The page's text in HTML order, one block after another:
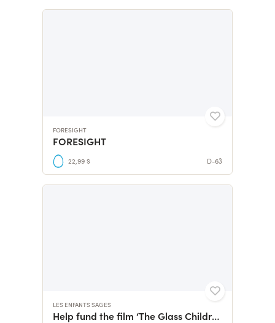
FORESIGHT
FORESIGHT
22,99 $ D-63
LES ENFANTS SAGES
Help fund the film ‘The Glass Children’